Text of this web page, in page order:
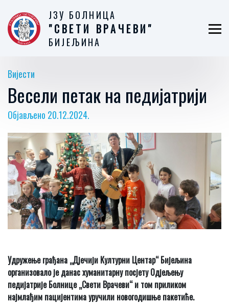
ЈЗУ БОЛНИЦА
"СВЕТИ ВРАЧЕВИ"
БИЈЕЉИНА
Вијести
Весели петак на педијатрији
Објављено 20.12.2024.
Удружење грађана „Дјечији Културни Центар“ Бијељина
организовало је данас хуманитарну посјету Одјељењу
педијатрије Болнице „Свети Врачеви“ и том приликом
најмлађим пацијентима уручили новогодишње пакетиће.